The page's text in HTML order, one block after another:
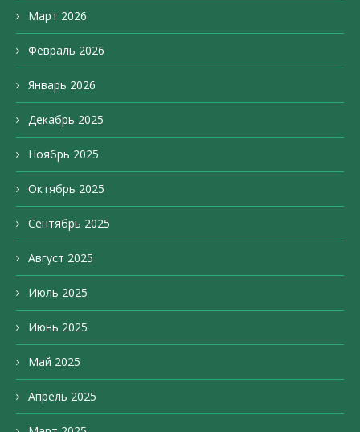
Март 2026
Февраль 2026
Январь 2026
Декабрь 2025
Ноябрь 2025
Октябрь 2025
Сентябрь 2025
Август 2025
Июль 2025
Июнь 2025
Май 2025
Апрель 2025